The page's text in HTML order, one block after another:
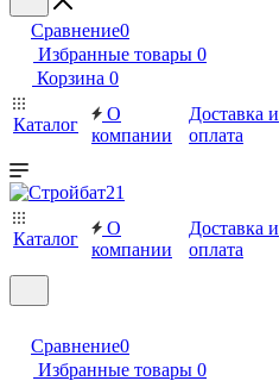
Сравнение0
Избранные товары 0
Корзина 0
Каталог
О
компании
Доставка и
оплата
Каталог
О
компании
Доставка и
оплата
Сравнение0
Избранные товары 0